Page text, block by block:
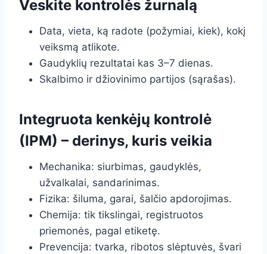
Veskite kontrolės žurnalą
Data, vieta, ką radote (požymiai, kiek), kokį
veiksmą atlikote.
Gaudyklių rezultatai kas 3–7 dienas.
Skalbimo ir džiovinimo partijos (sąrašas).
Integruota kenkėjų kontrolė
(IPM) – derinys, kuris veikia
Mechanika: siurbimas, gaudyklės,
užvalkalai, sandarinimas.
Fizika: šiluma, garai, šalčio apdorojimas.
Chemija: tik tikslingai, registruotos
priemonės, pagal etiketę.
Prevencija: tvarka, ribotos slėptuvės, švari